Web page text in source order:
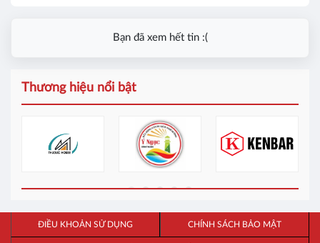
Bạn đã xem hết tin :(
Thương hiệu nổi bật
ĐIỀU KHOẢN SỬ DỤNG CHÍNH SÁCH BẢO MẬT